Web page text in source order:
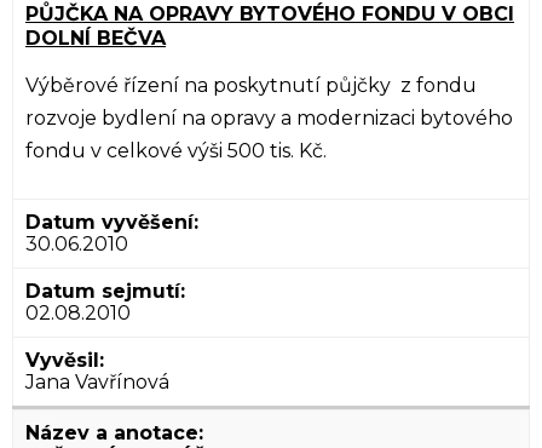
PŮJČKA NA OPRAVY BYTOVÉHO FONDU V OBCI
DOLNÍ BEČVA
Výběrové řízení na poskytnutí půjčky z fondu
rozvoje bydlení na opravy a modernizaci bytového
fondu v celkové výši 500 tis. Kč.
30.06.2010
02.08.2010
Jana Vavřínová